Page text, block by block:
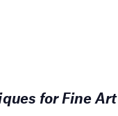
for Fine